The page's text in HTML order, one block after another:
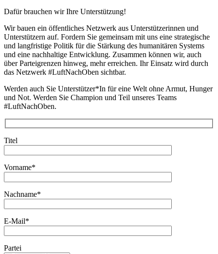
Dafür brauchen wir Ihre Unterstützung!
Wir bauen ein öffentliches Netzwerk aus Unterstützerinnen und
Unterstützern auf. Fordern Sie gemeinsam mit uns eine strategische
und langfristige Politik für die Stärkung des humanitären Systems
und eine nachhaltige Entwicklung. Zusammen können wir, auch
über Parteigrenzen hinweg, mehr erreichen. Ihr Einsatz wird durch
das Netzwerk #LuftNachOben sichtbar.
Werden auch Sie Unterstützer*In für eine Welt ohne Armut, Hunger
und Not. Werden Sie Champion und Teil unseres Teams
#LuftNachOben.
Titel
Vorname*
Nachname*
E-Mail*
Partei